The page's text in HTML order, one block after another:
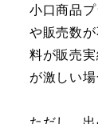
小口商品
や販売数
料が販売
が激しい